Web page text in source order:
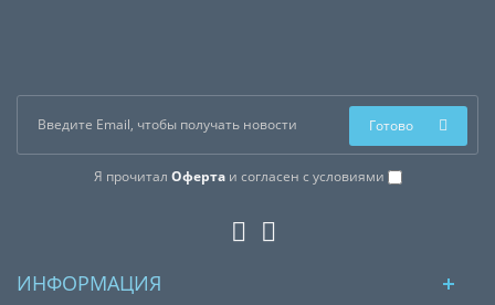
Я прочитал Офертаи согласен с условиями
Готово
ИНФОРМАЦИЯ